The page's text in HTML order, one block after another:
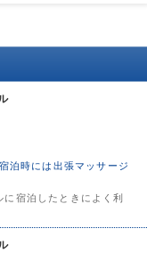
泊時には出張マッサージ
宿泊したときによく利